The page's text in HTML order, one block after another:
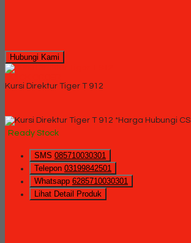
Hubungi Kami
Kursi Direktur Tiger T 912
*Harga Hubungi CS
Ready Stock
SMS 085710030301
Telepon 03199842501
Whatsapp 6285710030301
Lihat Detail Produk